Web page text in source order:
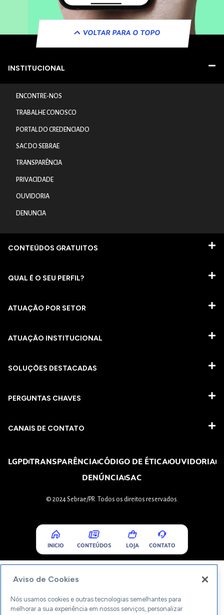
VOLTAR PARA O TOPO
INSTITUCIONAL
ENCONTRE-NOS
TRABALHE CONOSCO
PORTAL DO CREDENCIADO
SAC DO SEBRAE
TRANSPARÊNCIA
PRIVACIDADE
OUVIDORIA
DENUNCIA
CONTEÚDOS GRATUITOS
QUAL É O SEU PERFIL?
ATUAÇÃO POR SETOR
ATUAÇÃO INSTITUCIONAL
SOLUÇÕES DESTACADAS
PERGUNTAS CHAVES​
CANAIS DE CONTATO
LGPDTRANSPARÊNCIACÓDIGO DE ÉTICAOUVIDORIA
DENÚNCIASAC
© 2024 Sebrae/PR. Todos os direitos reservados.
INICIO CONTEÚDOS LOJA CONTATO
Aviso de Cookies
Nós usamos cookies e outras tecnologias semelhantes para
melhorar a sua experiência em nossos serviços, personalizar